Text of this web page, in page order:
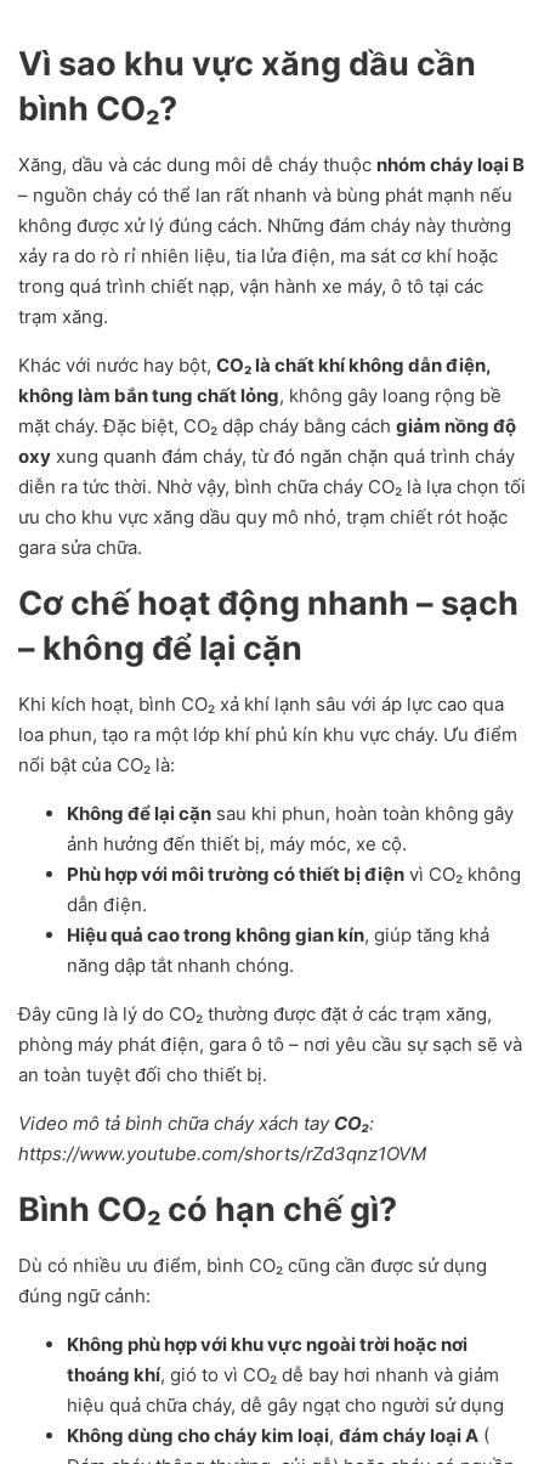
Vì sao khu vực xăng dầu cần
bình CO₂?
Xăng, dầu và các dung môi dễ cháy thuộc nhóm cháy loại B
– nguồn cháy có thể lan rất nhanh và bùng phát mạnh nếu
không được xử lý đúng cách. Những đám cháy này thường
xảy ra do rò rỉ nhiên liệu, tia lửa điện, ma sát cơ khí hoặc
trong quá trình chiết nạp, vận hành xe máy, ô tô tại các
trạm xăng.
Khác với nước hay bột, CO₂ là chất khí không dẫn điện,
không làm bắn tung chất lỏng, không gây loang rộng bề
mặt cháy. Đặc biệt, CO₂ dập cháy bằng cách giảm nồng độ
oxy xung quanh đám cháy, từ đó ngăn chặn quá trình cháy
diễn ra tức thời. Nhờ vậy, bình chữa cháy CO₂ là lựa chọn tối
ưu cho khu vực xăng dầu quy mô nhỏ, trạm chiết rót hoặc
gara sửa chữa.
Cơ chế hoạt động nhanh – sạch
– không để lại cặn
Khi kích hoạt, bình CO₂ xả khí lạnh sâu với áp lực cao qua
loa phun, tạo ra một lớp khí phủ kín khu vực cháy. Ưu điểm
nổi bật của CO₂ là:
Không để lại cặn sau khi phun, hoàn toàn không gây
ảnh hưởng đến thiết bị, máy móc, xe cộ.
Phù hợp với môi trường có thiết bị điện vì CO₂ không
dẫn điện.
Hiệu quả cao trong không gian kín, giúp tăng khả
năng dập tắt nhanh chóng.
Đây cũng là lý do CO₂ thường được đặt ở các trạm xăng,
phòng máy phát điện, gara ô tô – nơi yêu cầu sự sạch sẽ và
an toàn tuyệt đối cho thiết bị.
Video mô tả bình chữa cháy xách tay CO₂:
https://www.youtube.com/shorts/rZd3qnz1OVM
Bình CO₂ có hạn chế gì?
Dù có nhiều ưu điểm, bình CO₂ cũng cần được sử dụng
đúng ngữ cảnh:
Không phù hợp với khu vực ngoài trời hoặc nơi
thoáng khí, gió to vì CO₂ dễ bay hơi nhanh và giảm
hiệu quả chữa cháy, dễ gây ngạt cho người sử dụng
Không dùng cho cháy kim loại, đám cháy loại A (